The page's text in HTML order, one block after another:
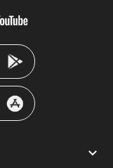
youtube-